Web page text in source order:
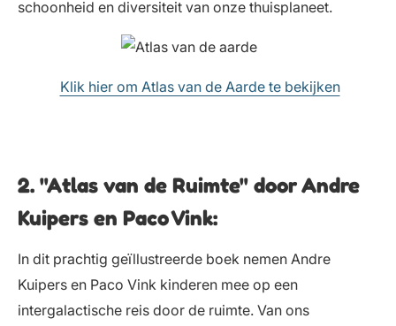
schoonheid en diversiteit van onze thuisplaneet.
Klik hier om Atlas van de Aarde te bekijken
2. "Atlas van de Ruimte" door Andre
Kuipers en Paco Vink:
In dit prachtig geïllustreerde boek nemen Andre
Kuipers en Paco Vink kinderen mee op een
intergalactische reis door de ruimte. Van ons